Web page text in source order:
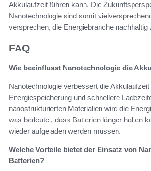
Akkulaufzeit führen kann. Die
Nanotechnologie sind somit
versprechen, die Energiebranche nachhaltig
FAQ
Wie beeinflusst Nanotechnologie die
Nanotechnologie verbessert die
Energiespeicherung und schnellere
nanostrukturierten Materialien wird die
was bedeutet, dass Batterien länger halten
wieder aufgeladen werden müssen.
Welche Vorteile bietet der Einsatz von
Batterien?